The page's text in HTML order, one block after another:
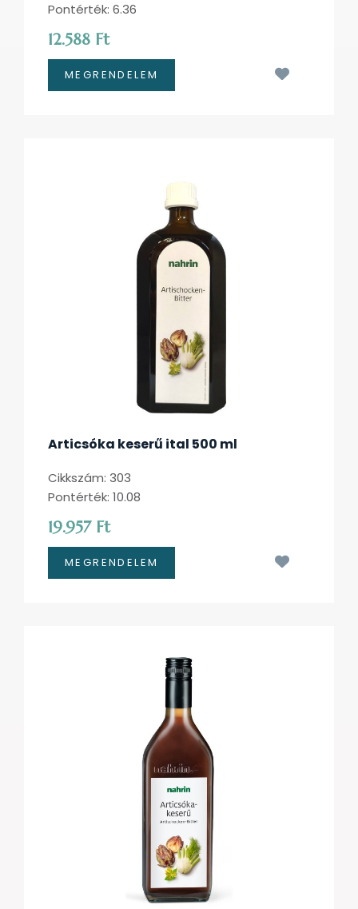
Pontérték: 6.36
12.588 Ft
Articsóka keserű ital 500 ml
Cikkszám: 303
Pontérték: 10.08
19.957 Ft